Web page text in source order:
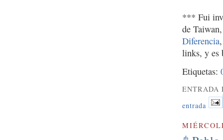
*** Fui
de
Diferencia
links, y es
Etiquetas:
ENTRADA
entrada